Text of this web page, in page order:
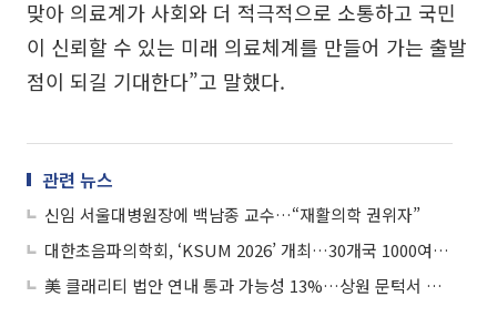
맞아 의료계가 사회와 더 적극적으로 소통하고 국민
이 신뢰할 수 있는 미래 의료체계를 만들어 가는 출발
점이 되길 기대한다”고 말했다.
관련 뉴스
신임 서울대병원장에 백남종 교수…“재활의학 권위자”
대한초음파의학회, ‘KSUM 2026’ 개최…30개국 1000여 명 집결
美 클래리티 법안 연내 통과 가능성 13%…상원 문턱서 제동